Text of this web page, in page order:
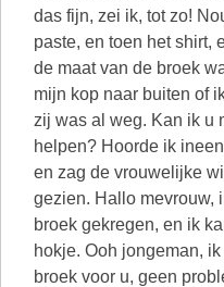
das fijn, zei ik, tot zo!
paste, en toen het shirt,
de maat van de broek
mijn kop naar buiten of
zij was al weg. Kan ik u
helpen? Hoorde ik
en zag de vrouwelijke
gezien. Hallo mevrouw,
broek gekregen, en ik
hokje. Ooh jongeman,
broek voor u, geen